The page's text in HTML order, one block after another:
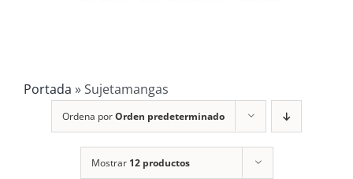
Portada »Sujetamangas
Ordena porOrden predeterminado
Mostrar 12 productos